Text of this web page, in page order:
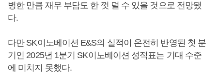
병한 만큼 재무 부담도 한 껏 덜 수 있을 것으로 전망됐
다.
다만 SK이노베이션 E&S의 실적이 온전히 반영된 첫 분
기인 2025년 1분기 SK이노베이션 성적표는 기대 수준
에 미치지 못했다.